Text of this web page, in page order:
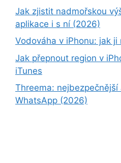
Jak zjistit nadmořskou
aplikace i s ní (2026)
Vodováha v iPhonu: jak
Jak přepnout region v
iTunes
Threema:
WhatsApp (2026)